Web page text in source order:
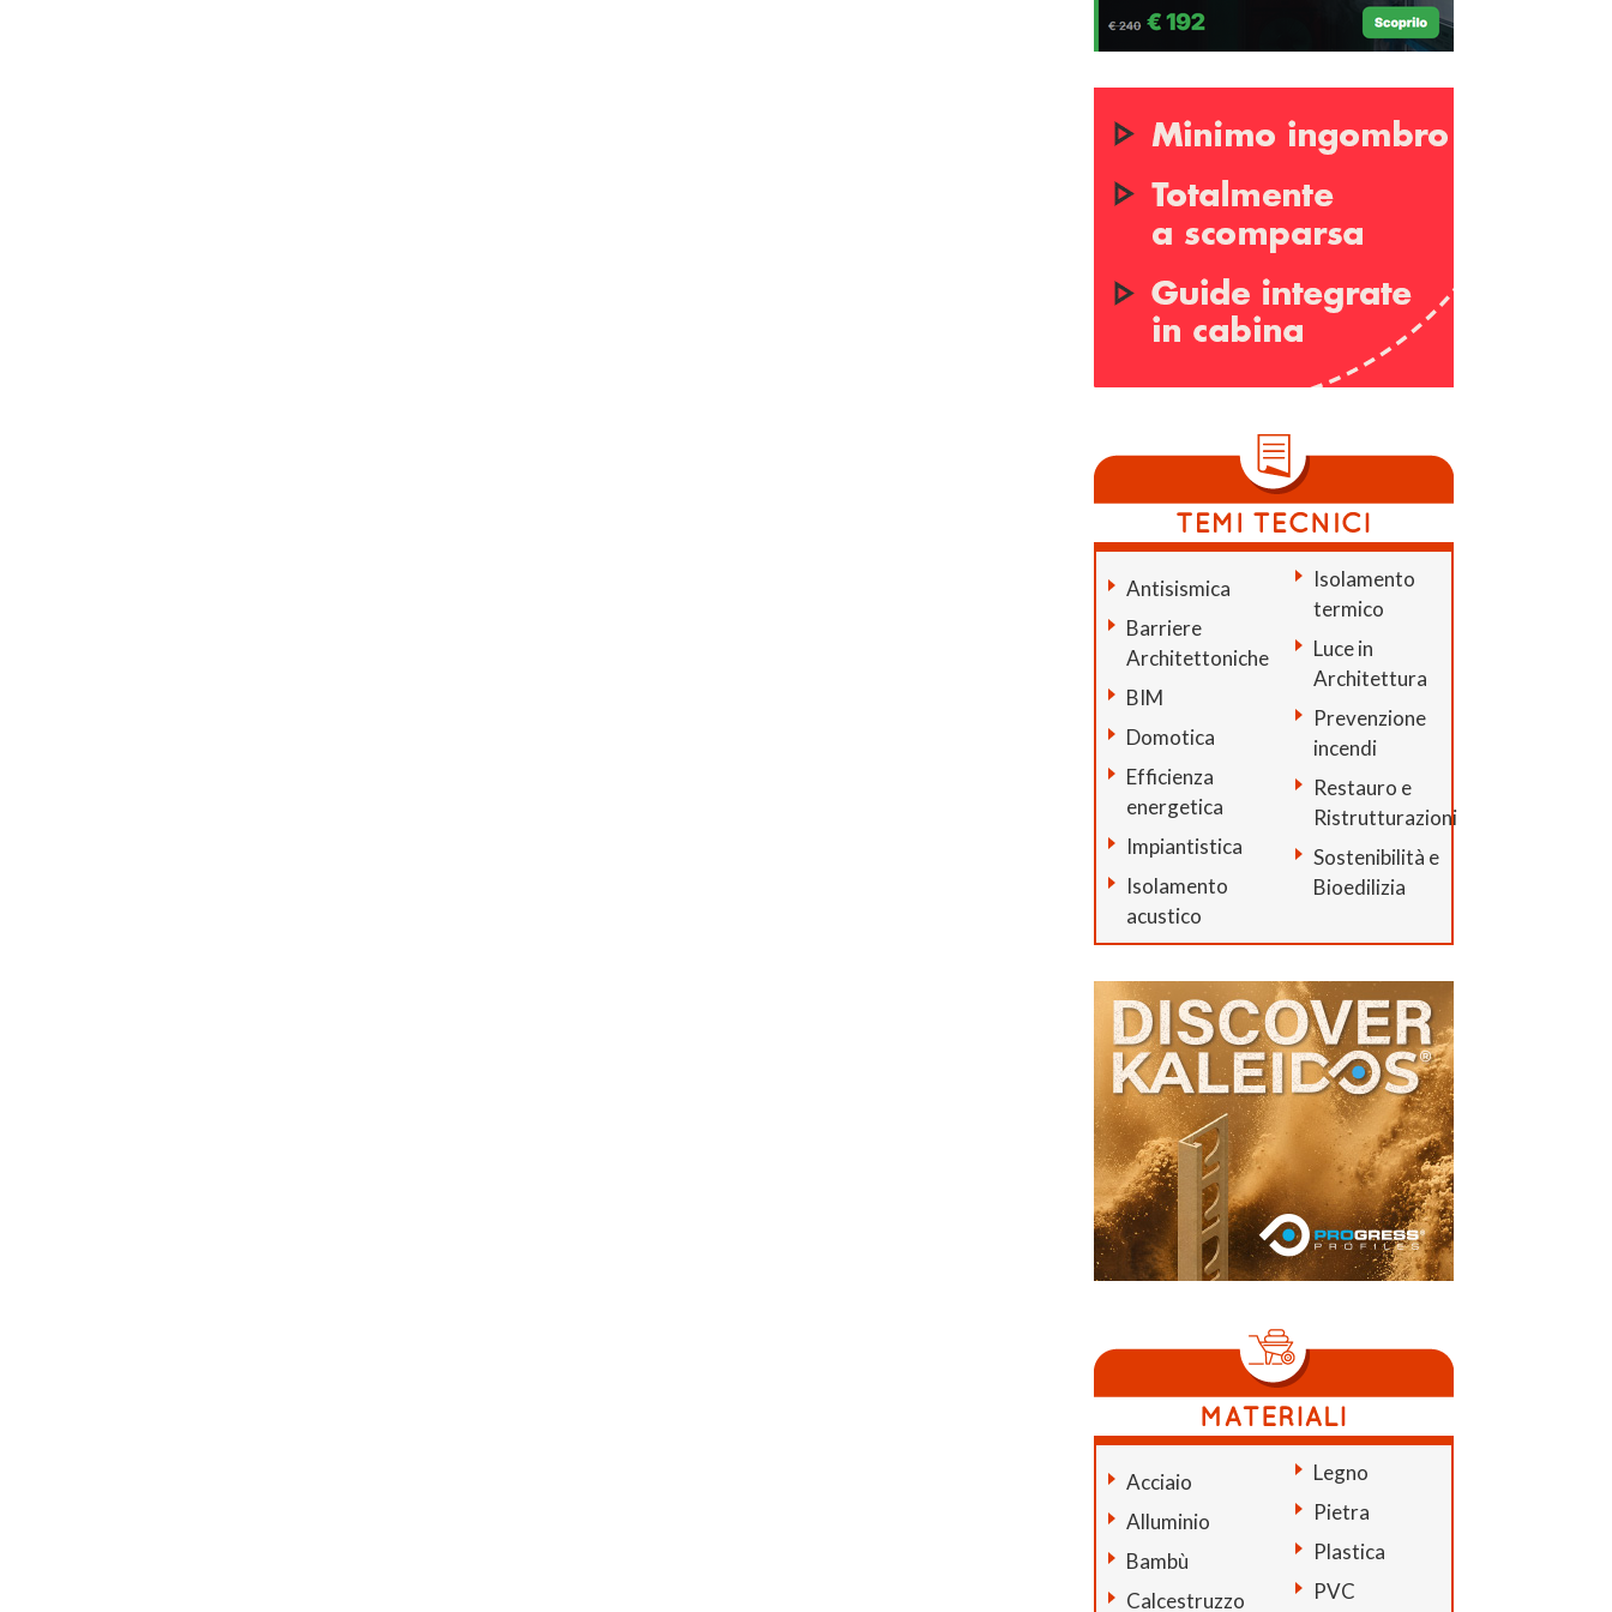
Antisismica
Barriere
Architettoniche
BIM
Domotica
Efficienza
energetica
Impiantistica
Isolamento
acustico
Isolamento
termico
Luce in
Architettura
Prevenzione
incendi
Restauro e
Ristrutturazioni
Sostenibilità e
Bioedilizia
Acciaio
Alluminio
Bambù
Calcestruzzo
Legno
Pietra
Plastica
PVC